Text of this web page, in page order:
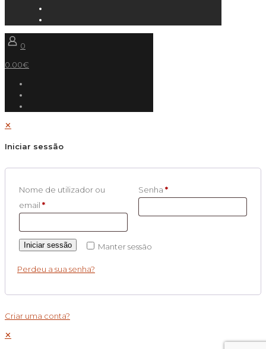
0
0.00€
✕
Iniciar sessão
Nome de utilizador ou
email *
Senha *
Manter sessão
Iniciar sessão
Perdeu a sua senha?
Criar uma conta?
✕